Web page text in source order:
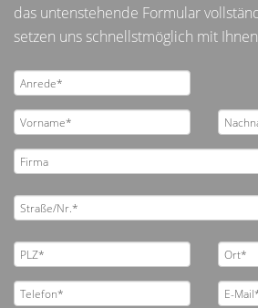
das untenstehende Formular
setzen uns schnellstmöglich mit